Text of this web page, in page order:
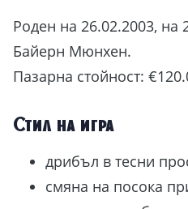
Роден на 26.02.2003, на
Байерн Мюнхен.
Пазарна стойност:
Стил на игра
дрибъл в тесни
смяна на посока